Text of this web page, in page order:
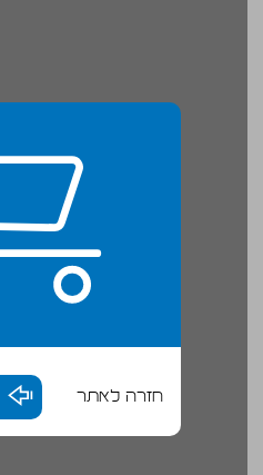
חזרה לאתר